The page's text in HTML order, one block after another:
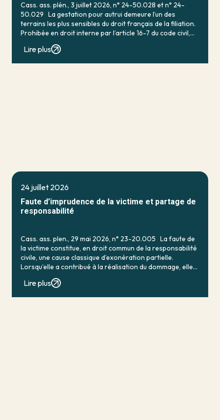
Cass. ass. plén., 3 juillet 2026, n° 24-50.028 et n° 24-
50.029 La gestation pour autrui demeure l’un des
terrains les plus sensibles du droit français de la filiation.
Prohibée en droit interne par l’article 16-7 du code civil,
Lire plus
24 juillet 2026
Faute d’imprudence de la victime et partage de
responsabilité
Cass. ass. plen., 29 mai 2026, n° 23-20.005 La faute de
la victime constitue, en droit commun de la responsabilité
civile, une cause classique d’exonération partielle.
Lorsqu’elle a contribué à la réalisation du dommage, elle
conduit en principe à […]
Lire plus